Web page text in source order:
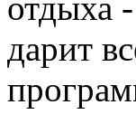
отдыха
дарит